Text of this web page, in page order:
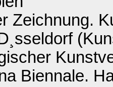
Zeichnung.
Biennale.